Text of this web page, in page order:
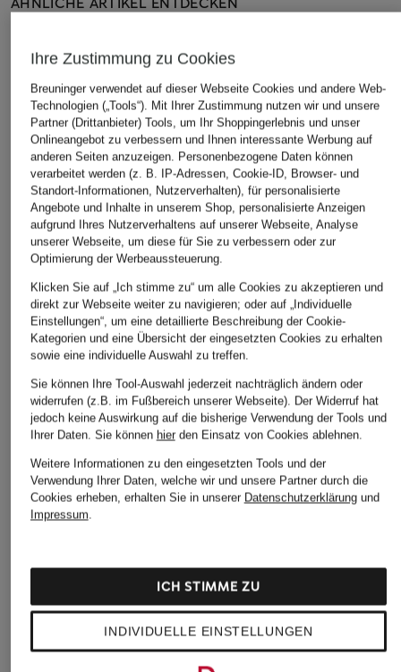
Hemd SOFFIO
STROKESMAN'S
Oxfordhemd Regular
Fit
19,99 €
Business-Hemd
Fit
Ihre Zustimmung zu Cookies
Breuninger verwendet auf dieser Webseite Cookies und andere Web-
Technologien („Tools“). Mit Ihrer Zustimmung nutzen wir und unsere
Partner (Drittanbieter) Tools, um Ihr Shoppingerlebnis und unser
Onlineangebot zu verbessern und Ihnen interessante Werbung auf
anderen Seiten anzuzeigen. Personenbezogene Daten können
verarbeitet werden (z. B. IP-Adressen, Cookie-ID, Browser- und
Standort-Informationen, Nutzerverhalten), für personalisierte
Angebote und Inhalte in unserem Shop, personalisierte Anzeigen
aufgrund Ihres Nutzerverhaltens auf unserer Webseite, Analyse
unserer Webseite, um diese für Sie zu verbessern oder zur
Optimierung der Werbeaussteuerung.
Klicken Sie auf „Ich stimme zu“ um alle Cookies zu akzeptieren und
direkt zur Webseite weiter zu navigieren; oder auf „Individuelle
Einstellungen“, um eine detaillierte Beschreibung der Cookie-
Kategorien und eine Übersicht der eingesetzten Cookies zu erhalten
sowie eine individuelle Auswahl zu treffen.
Sie können Ihre Tool-Auswahl jederzeit nachträglich ändern oder
widerrufen (z.B. im Fußbereich unserer Webseite). Der Widerruf hat
jedoch keine Auswirkung auf die bisherige Verwendung der Tools und
Ihrer Daten. Sie können hierden Einsatz von Cookies ablehnen.
Weitere Informationen zu den eingesetzten Tools und der
Verwendung Ihrer Daten, welche wir und unsere Partner durch die
Cookies erheben, erhalten Sie in unserer Datenschutzerklärungund
Impressum.
INDIVIDUELLE EINSTELLUNGEN
ICH STIMME ZU